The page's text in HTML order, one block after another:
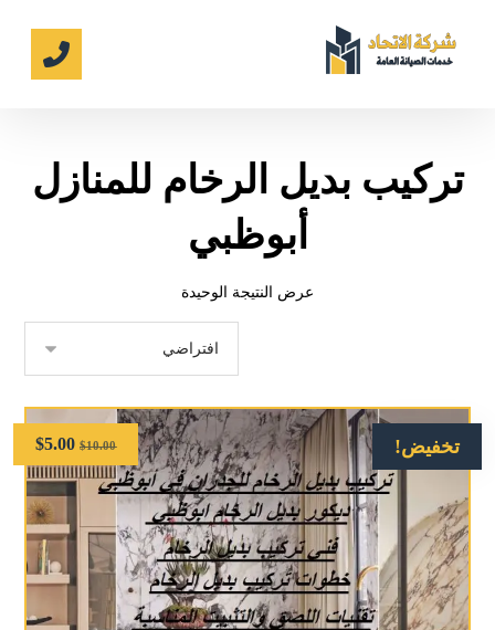
تركيب بديل الرخام للمنازل
أبوظبي
عرض النتيجة الوحيدة
تخفيض! $10.00
$5.00